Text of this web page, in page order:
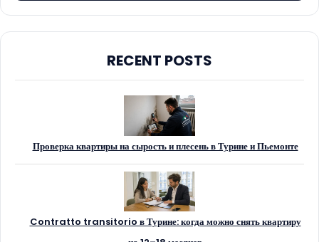
RECENT POSTS
Проверка квартиры на сырость и плесень в Турине и Пьемонте
Contratto transitorio в Турине: когда можно снять квартиру